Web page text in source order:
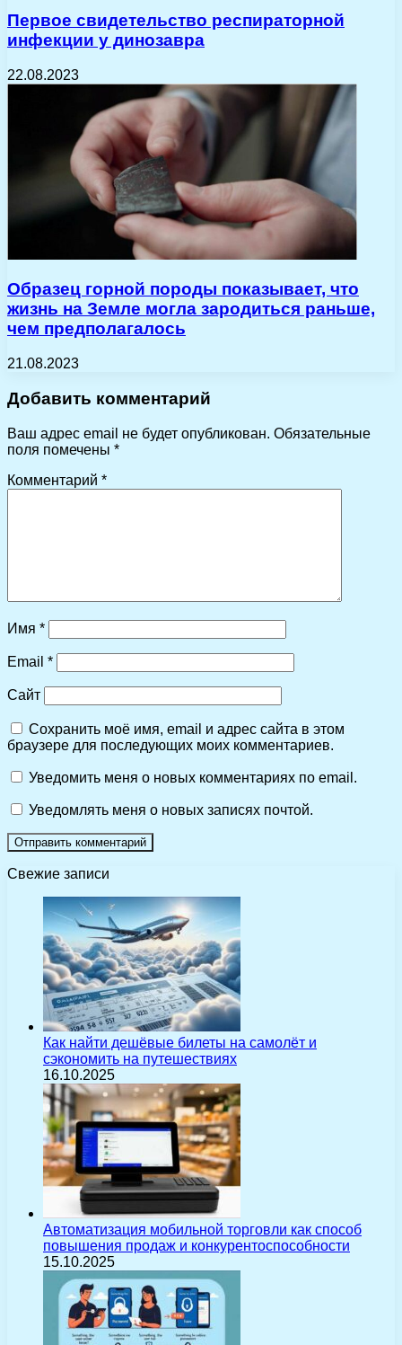
Первое свидетельство респираторной
инфекции у динозавра
22.08.2023
Образец горной породы показывает, что
жизнь на Земле могла зародиться раньше,
чем предполагалось
21.08.2023
Добавить комментарий
Ваш адрес email не будет опубликован. Обязательные
поля помечены *
Комментарий *
Имя *
Email *
Сайт
Сохранить моё имя, email и адрес сайта в этом
браузере для последующих моих комментариев.
Уведомить меня о новых комментариях по email.
Уведомлять меня о новых записях почтой.
Свежие записи
Как найти дешёвые билеты на самолёт и
сэкономить на путешествиях
16.10.2025
Автоматизация мобильной торговли как способ
повышения продаж и конкурентоспособности
15.10.2025